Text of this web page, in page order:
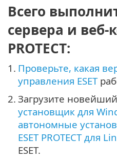
Всего
сервера и веб-
PROTECT:
1. Проверьте, какая
управления ESET
2. Загрузите новейший
установщик для
автономные
ESET PROTECT для
ESET.